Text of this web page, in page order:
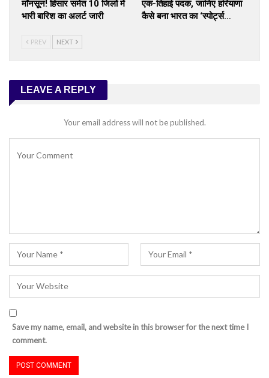
मॉनसून! हिसार समेत 10 जिलों में
भारी बारिश का अलर्ट जारी
एक-तिहाई पदक, जानिए हरियाणा
कैसे बना भारत का ‘स्पोर्ट्स…
PREV NEXT
LEAVE A REPLY
Your email address will not be published.
Save my name, email, and website in this browser for the next time I
comment.